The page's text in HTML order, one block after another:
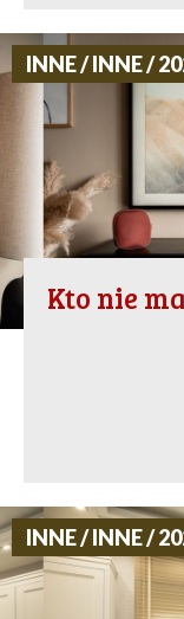
INNE / INNE /
Kto nie
INNE / INNE /